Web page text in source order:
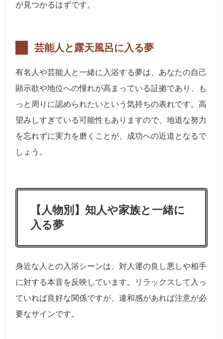
が見つかるはずです。
芸能人と露天風呂に入る夢
有名人や芸能人と一緒に入浴する夢は、あなたの自己
顕示欲や地位への憧れが高まっている証拠であり、も
っと周りに認められたいという気持ちの表れです。高
望みしすぎている可能性もありますので、地道な努力
を忘れずに実力を磨くことが、成功への近道となるで
しょう。
【人物別】知人や家族と一緒に
入る夢
身近な人との入浴シーンは、対人運の良し悪しや相手
に対する本音を反映しています。リラックスして入っ
ていれば良好な関係ですが、違和感があれば注意が必
要なサインです。